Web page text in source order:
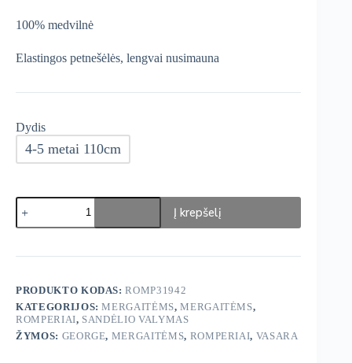
100% medvilnė
Elastingos petnešėlės, lengvai nusimauna
Dydis
4-5 metai 110cm
produkto
kiekis:
George
romperiai
Į krepšelį
PRODUKTO KODAS:ROMP31942
KATEGORIJOS:MERGAITĖMS,MERGAITĖMS,
ROMPERIAI, SANDĖLIO VALYMAS
ŽYMOS: GEORGE, MERGAITĖMS, ROMPERIAI, VASARA